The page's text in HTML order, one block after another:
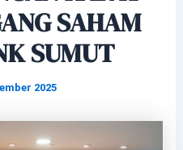
SAHAM
SUMUT
2025